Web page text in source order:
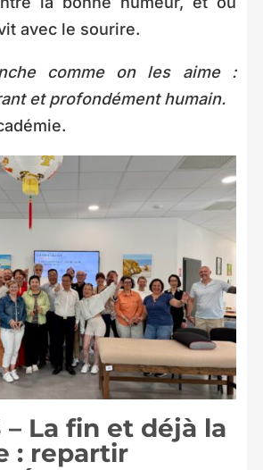
avec le sourire.
comme on les aime :
et profondément humain.
– La fin et déjà la
: repartir